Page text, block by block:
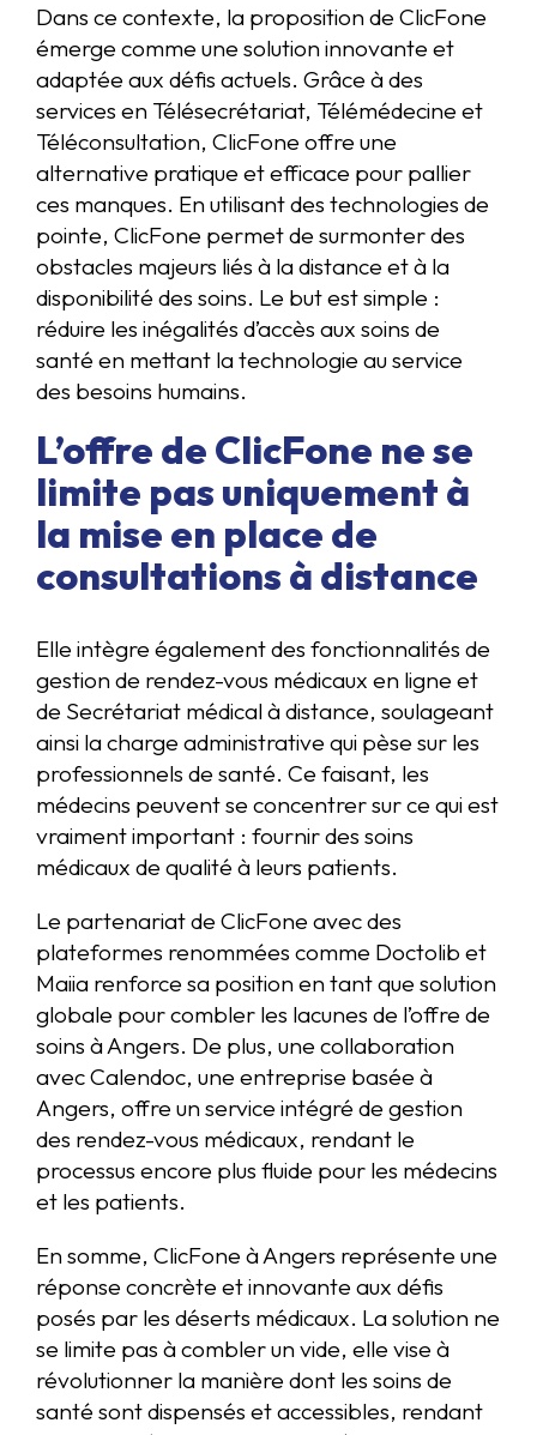
Dans ce contexte, la proposition de ClicFone
émerge comme une solution innovante et
adaptée aux défis actuels. Grâce à des
services en Télésecrétariat, Télémédecine et
Téléconsultation, ClicFone offre une
alternative pratique et efficace pour pallier
ces manques. En utilisant des technologies de
pointe, ClicFone permet de surmonter des
obstacles majeurs liés à la distance et à la
disponibilité des soins. Le but est simple :
réduire les inégalités d’accès aux soins de
santé en mettant la technologie au service
des besoins humains.
L’offre de ClicFone ne se
limite pas uniquement à
la mise en place de
consultations à distance
Elle intègre également des fonctionnalités de
gestion de rendez-vous médicaux en ligne et
de Secrétariat médical à distance, soulageant
ainsi la charge administrative qui pèse sur les
professionnels de santé. Ce faisant, les
médecins peuvent se concentrer sur ce qui est
vraiment important : fournir des soins
médicaux de qualité à leurs patients.
Le partenariat de ClicFone avec des
plateformes renommées comme Doctolib et
Maiia renforce sa position en tant que solution
globale pour combler les lacunes de l’offre de
soins à Angers. De plus, une collaboration
avec Calendoc, une entreprise basée à
Angers, offre un service intégré de gestion
des rendez-vous médicaux, rendant le
processus encore plus fluide pour les médecins
et les patients.
En somme, ClicFone à Angers représente une
réponse concrète et innovante aux défis
posés par les déserts médicaux. La solution ne
se limite pas à combler un vide, elle vise à
révolutionner la manière dont les soins de
santé sont dispensés et accessibles, rendant